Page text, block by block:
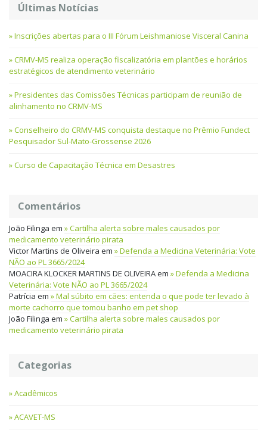
Últimas Notícias
Inscrições abertas para o III Fórum Leishmaniose Visceral Canina
CRMV-MS realiza operação fiscalizatória em plantões e horários
estratégicos de atendimento veterinário
Presidentes das Comissões Técnicas participam de reunião de
alinhamento no CRMV-MS
Conselheiro do CRMV-MS conquista destaque no Prêmio Fundect
Pesquisador Sul-Mato-Grossense 2026
Curso de Capacitação Técnica em Desastres
Comentários
João Filinga em
Cartilha alerta sobre males causados por
medicamento veterinário pirata
Victor Martins de Oliveira em
Defenda a Medicina Veterinária: Vote
NÃO ao PL 3665/2024
MOACIRA KLOCKER MARTINS DE OLIVEIRAem
Defenda a Medicina
Veterinária: Vote NÃO ao PL 3665/2024
Patrícia em
Mal súbito em cães: entenda o que pode ter levado à
morte cachorro que tomou banho em pet shop
João Filinga em
Cartilha alerta sobre males causados por
medicamento veterinário pirata
Categorias
Acadêmicos
ACAVET-MS